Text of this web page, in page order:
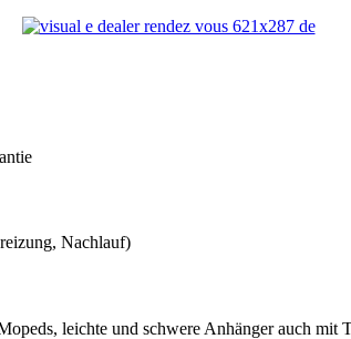
Nachlauf)
leichte und schwere Anhänger auch mit